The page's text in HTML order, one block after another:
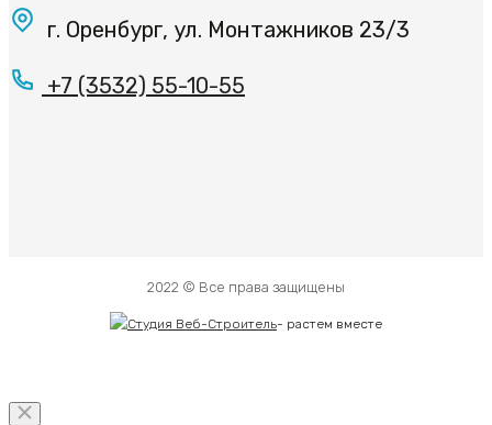
г. Оренбург, ул. Монтажников 23/3
+7 (3532) 55-10-55
2022 © Все права защищены
- растем вместе